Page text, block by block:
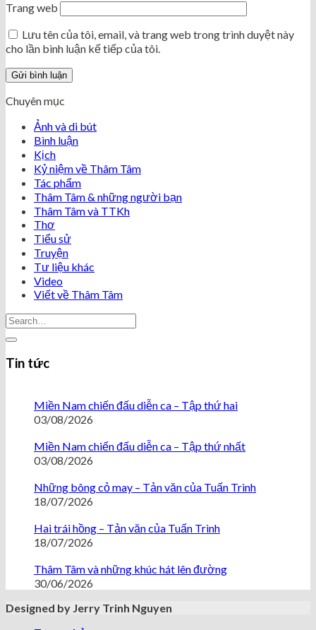
Trang web
Lưu tên của tôi, email, và trang web trong trình duyệt này
cho lần bình luận kế tiếp của tôi.
Chuyên mục
Ảnh và di bút
Bình luận
Kịch
Kỷ niệm về Thâm Tâm
Tác phẩm
Thâm Tâm & những người bạn
Thâm Tâm và TTKh
Thơ
Tiểu sử
Truyện
Tư liệu khác
Video
Viết về Thâm Tâm
Tin tức
Miền Nam chiến đấu diễn ca – Tập thứ hai
03/08/2026
Miền Nam chiến đấu diễn ca – Tập thứ nhất
03/08/2026
Những bông cỏ may – Tản văn của Tuấn Trình
18/07/2026
Hai trái hồng – Tản văn của Tuấn Trình
18/07/2026
Thâm Tâm và những khúc hát lên đường
30/06/2026
Designed by Jerry Trinh Nguyen